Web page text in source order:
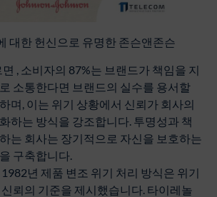
대한 헌신으로 유명한 존슨앤존슨
, 소비자의 87%는 브랜드가 책임을 지
소통한다면 브랜드의 실수를 용서할
며, 이는 위기 상황에서 신뢰가 회사의
하는 방식을 강조합니다. 투명성과 책
는 회사는 장기적으로 자신을 보호하는
구축합니다.
1982년 제품 변조 위기 처리 방식은 위기
뢰의 기준을 제시했습니다. 타이레놀